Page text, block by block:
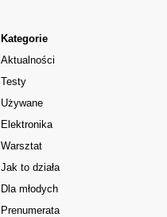
Kategorie
Aktualności
Testy
Używane
Elektronika
Warsztat
Jak to działa
Dla młodych
Prenumerata